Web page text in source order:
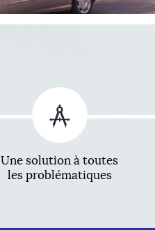
Une solution à toutes
les problématiques